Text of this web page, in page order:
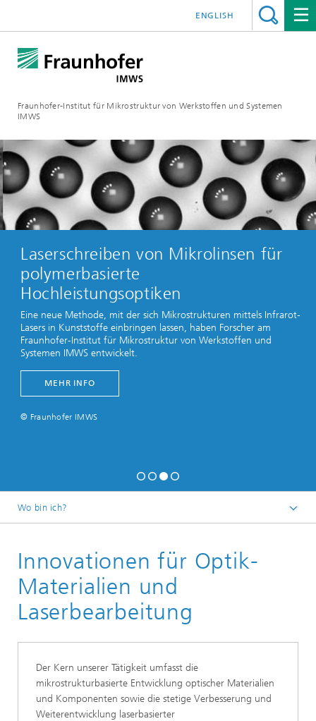
Fraunhofer-Institut für Mikrostruktur von Werkstoffen und Systemen
IMWS
ENGLISH
Laserschreiben von Mikrolinsen für
polymerbasierte
Hochleistungsoptiken
Eine neue Methode, mit der sich Mikrostrukturen mittels Infrarot-
Lasers in Kunststoffe einbringen lassen, haben Forscher am
Fraunhofer-Institut für Mikrostruktur von Werkstoffen und
Systemen IMWS entwickelt.
MEHR INFO
© Fraunhofer IMWS
Wo bin ich?
Kompetenzfelder
Innovationen für Optik-
Materialien und
Laserbearbeitung​
Der Kern unserer Tätigkeit umfasst die
mikrostrukturbasierte Entwicklung optischer Materialien
und Komponenten sowie die stetige Verbesserung und
Weiterentwicklung laserbasierter